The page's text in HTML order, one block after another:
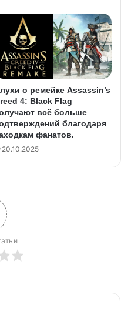
о ремейке Assassin’s
4: Black Flag
всё больше
благодаря
фанатов.
20.10.2025